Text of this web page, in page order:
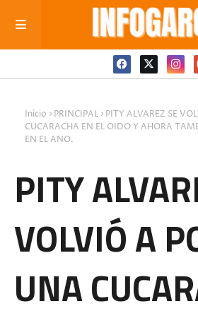
Inicio PRINCIPAL
PITY ALVAREZ SE
CUCARACHA EN EL OIDO Y AHORA
EN EL ANO.
PITY
VOLVIÓ A
UNA